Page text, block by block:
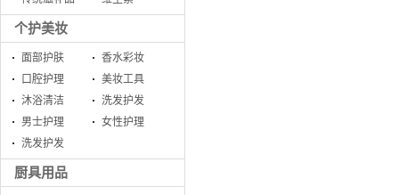
个护美妆
面部护肤
香水彩妆
口腔护理
美妆工具
沐浴清洁
洗发护发
男士护理
女性护理
洗发护发
厨具用品